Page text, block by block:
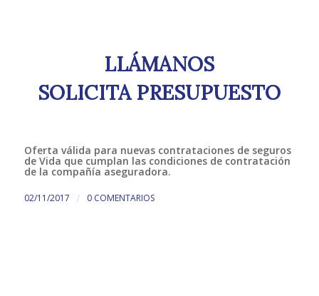
LLÁMANOS
SOLICITA PRESUPUESTO
Oferta válida para nuevas contrataciones de seguros
de Vida que cumplan las condiciones de contratación
de la compañía aseguradora.
02/11/2017 / 0 COMENTARIOS